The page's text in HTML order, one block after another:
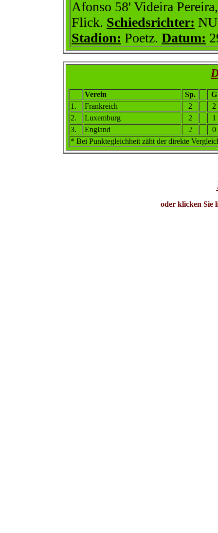
Afonso 58' Videira
Flick. Schiedsrichter:
Stadion: Poetz. Datum:
Verein Sp.
G
1 . Frankreich 2
2
2.
Luxemburg 2
1
3. England 2
0
* Bei Punktegleichheit zäht der direkte Verg
oder klicken Sie